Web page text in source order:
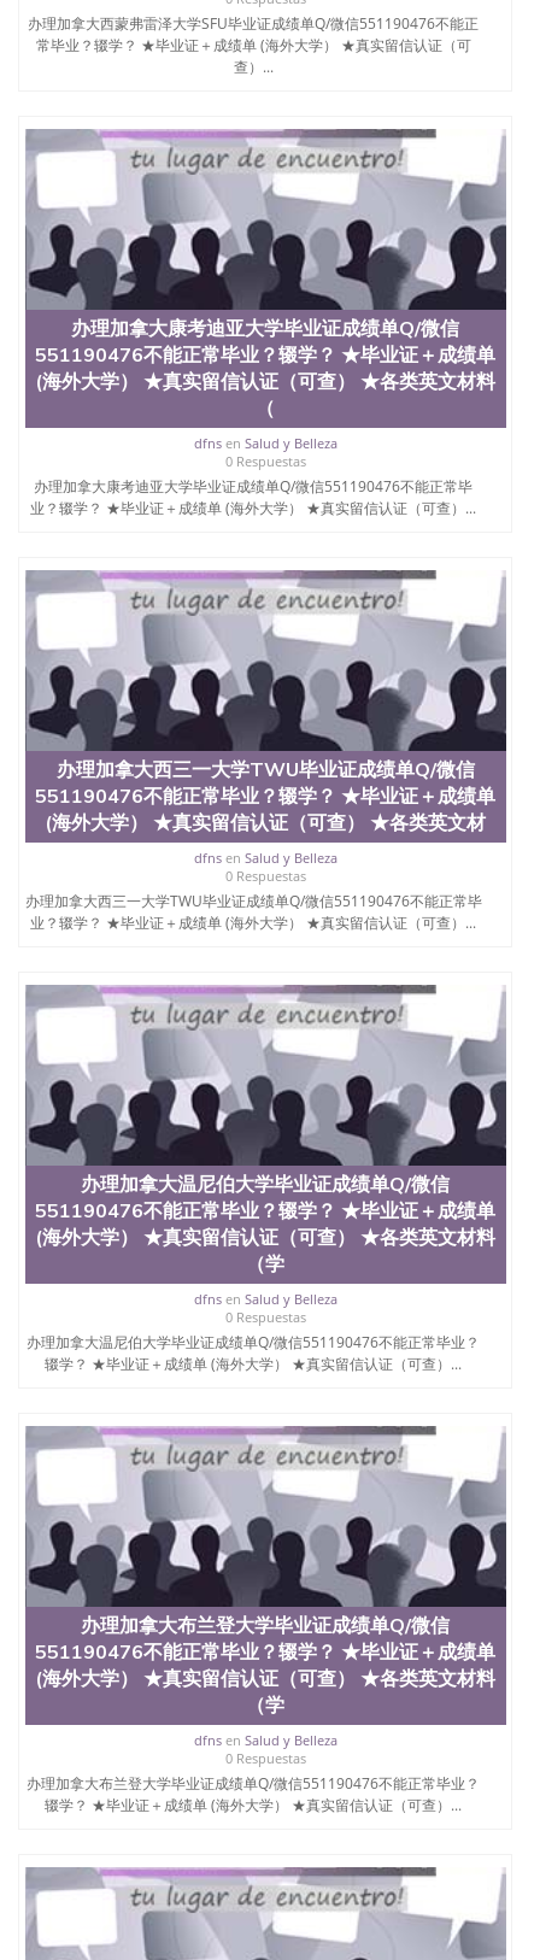
办理加拿大西蒙弗雷泽大学SFU毕业证成绩单Q/微信551190476不能正
常毕业？辍学？ ★毕业证＋成绩单 (海外大学） ★真实留信认证（可
查）...
办理加拿大康考迪亚大学毕业证成绩单Q/微信
551190476不能正常毕业？辍学？ ★毕业证＋成绩单
(海外大学） ★真实留信认证（可查） ★各类英文材料
（
dfnsen Salud y Belleza
0 Respuestas
办理加拿大康考迪亚大学毕业证成绩单Q/微信551190476不能正常毕
业？辍学？ ★毕业证＋成绩单 (海外大学） ★真实留信认证（可查）...
办理加拿大西三一大学TWU毕业证成绩单Q/微信
551190476不能正常毕业？辍学？ ★毕业证＋成绩单
(海外大学） ★真实留信认证（可查） ★各类英文材
dfnsen Salud y Belleza
0 Respuestas
办理加拿大西三一大学TWU毕业证成绩单Q/微信551190476不能正常毕
业？辍学？ ★毕业证＋成绩单 (海外大学） ★真实留信认证（可查）...
办理加拿大温尼伯大学毕业证成绩单Q/微信
551190476不能正常毕业？辍学？ ★毕业证＋成绩单
(海外大学） ★真实留信认证（可查） ★各类英文材料
（学
dfnsen Salud y Belleza
0 Respuestas
办理加拿大温尼伯大学毕业证成绩单Q/微信551190476不能正常毕业？
辍学？ ★毕业证＋成绩单 (海外大学） ★真实留信认证（可查）...
办理加拿大布兰登大学毕业证成绩单Q/微信
551190476不能正常毕业？辍学？ ★毕业证＋成绩单
(海外大学） ★真实留信认证（可查） ★各类英文材料
（学
dfnsen Salud y Belleza
0 Respuestas
办理加拿大布兰登大学毕业证成绩单Q/微信551190476不能正常毕业？
辍学？ ★毕业证＋成绩单 (海外大学） ★真实留信认证（可查）...